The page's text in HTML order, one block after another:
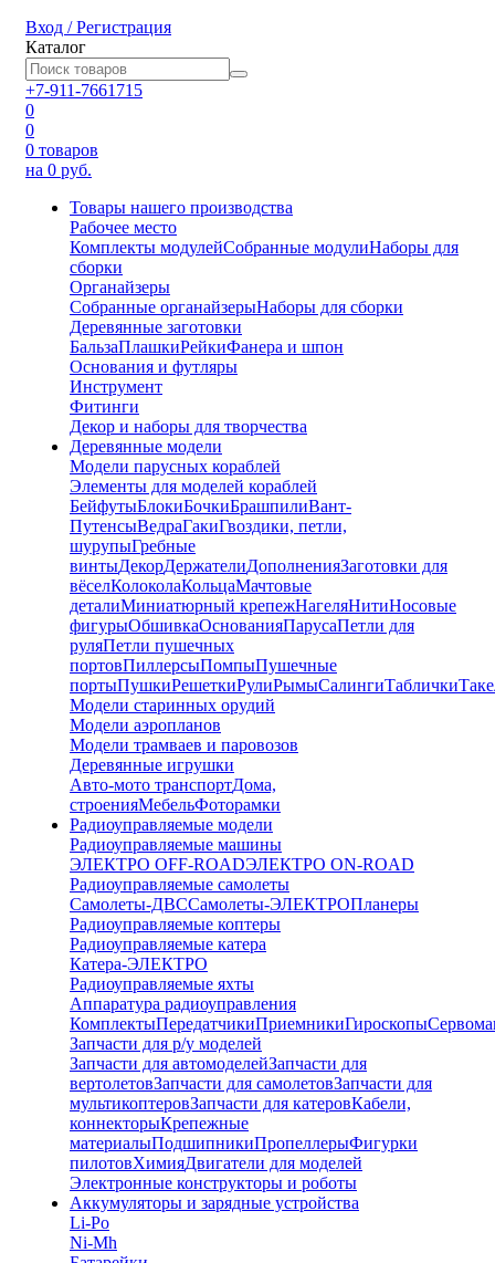
Вход / Регистрация
Каталог
+7-911-7661715
0
0
0 товаров
на 0 руб.
Товары нашего производства
Рабочее место
Комплекты модулейСобранные модулиНаборы для
сборки
Органайзеры
Собранные органайзерыНаборы для сборки
Деревянные заготовки
БальзаПлашкиРейкиФанера и шпон
Основания и футляры
Инструмент
Фитинги
Декор и наборы для творчества
Деревянные модели
Модели парусных кораблей
Элементы для моделей кораблей
БейфутыБлокиБочкиБрашпилиВант-
ПутенсыВедраГакиГвоздики, петли,
шурупыГребные
винтыДекорДержателиДополненияЗаготовки для
вёселКолоколаКольцаМачтовые
деталиМиниатюрный крепежНагеляНитиНосовые
фигурыОбшивкаОснованияПарусаПетли для
руляПетли пушечных
портовПиллерсыПомпыПушечные
портыПушкиРешеткиРулиРымыСалингиТаблички
Модели старинных орудий
Модели аэропланов
Модели трамваев и паровозов
Деревянные игрушки
Авто-мото транспортДома,
строенияМебельФоторамки
Радиоуправляемые модели
Радиоуправляемые машины
ЭЛЕКТРО OFF-ROADЭЛЕКТРО ON-ROAD
Радиоуправляемые самолеты
Самолеты-ДВССамолеты-ЭЛЕКТРОПланеры
Радиоуправляемые коптеры
Радиоуправляемые катера
Катера-ЭЛЕКТРО
Радиоуправляемые яхты
Аппаратура радиоуправления
КомплектыПередатчикиПриемникиГироскопы
Запчасти для р/у моделей
Запчасти для автомоделейЗапчасти для
вертолетовЗапчасти для самолетовЗапчасти для
мультикоптеровЗапчасти для катеровКабели,
коннекторыКрепежные
материалыПодшипникиПропеллерыФигурки
пилотовХимияДвигатели для моделей
Электронные конструкторы и роботы
Аккумуляторы и зарядные устройства
Li-Po
Ni-Mh